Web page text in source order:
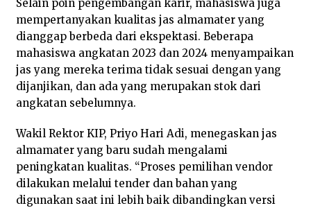
Selain poin pengembangan karir, mahasiswa juga
mempertanyakan kualitas jas almamater yang
dianggap berbeda dari ekspektasi. Beberapa
mahasiswa angkatan 2023 dan 2024 menyampaikan
jas yang mereka terima tidak sesuai dengan yang
dijanjikan, dan ada yang merupakan stok dari
angkatan sebelumnya.
Wakil Rektor KIP, Priyo Hari Adi, menegaskan jas
almamater yang baru sudah mengalami
peningkatan kualitas. “Proses pemilihan vendor
dilakukan melalui tender dan bahan yang
digunakan saat ini lebih baik dibandingkan versi